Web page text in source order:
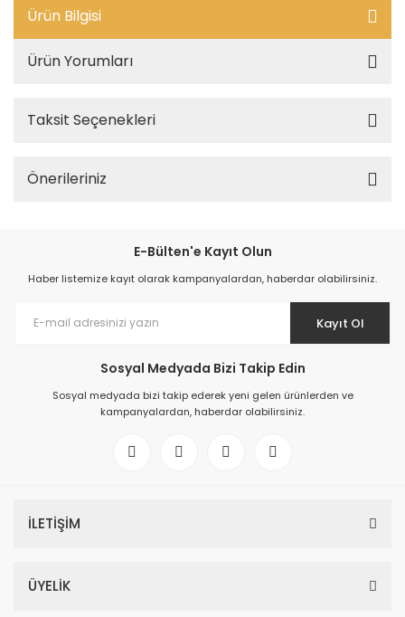
Ürün Bilgisi
Ürün Yorumları
Taksit Seçenekleri
Önerileriniz
E-Bülten'e Kayıt Olun
Haber listemize kayıt olarak kampanyalardan, haberdar olabilirsiniz.
Kayıt Ol
Sosyal Medyada Bizi Takip Edin
Sosyal medyada bizi takip ederek yeni gelen ürünlerden ve
kampanyalardan, haberdar olabilirsiniz.
İLETİŞİM
ÜYELİK